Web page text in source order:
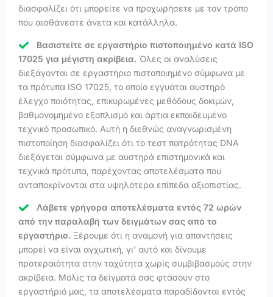
διασφαλίζει ότι μπορείτε να προχωρήσετε με τον τρόπο
που αισθάνεστε άνετα και κατάλληλα.
Βασιστείτε σε εργαστήριο πιστοποιημένο κατά ISO
17025 για μέγιστη ακρίβεια. Όλες οι αναλύσεις
διεξάγονται σε εργαστήριο πιστοποιημένο σύμφωνα με
τα πρότυπα ISO 17025, το οποίο εγγυάται αυστηρό
έλεγχο ποιότητας, επικυρωμένες μεθόδους δοκιμών,
βαθμονομημένο εξοπλισμό και άρτια εκπαιδευμένο
τεχνικό προσωπικό. Αυτή η διεθνώς αναγνωρισμένη
πιστοποίηση διασφαλίζει ότι το τεστ πατρότητας DNA
διεξάγεται σύμφωνα με αυστηρά επιστημονικά και
τεχνικά πρότυπα, παρέχοντας αποτελέσματα που
ανταποκρίνονται στα υψηλότερα επίπεδα αξιοπιστίας.
Λάβετε γρήγορα αποτελέσματα εντός 72 ωρών
από την παραλαβή των δειγμάτων σας από το
εργαστήριο. Ξέρουμε ότι η αναμονή για απαντήσεις
μπορεί να είναι αγχωτική, γι' αυτό και δίνουμε
προτεραιότητα στην ταχύτητα χωρίς συμβιβασμούς στην
ακρίβεια. Μόλις τα δείγματά σας φτάσουν στο
εργαστήριό μας, τα αποτελέσματα παραδίδονται εντός